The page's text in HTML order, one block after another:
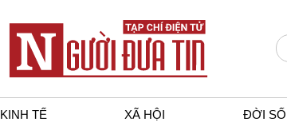
KINH TẾ XÃ HỘI ĐỜI